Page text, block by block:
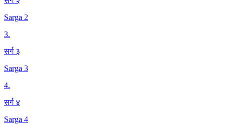
Sarga 2
3.
सर्ग ३
Sarga 3
4.
सर्ग ४
Sarga 4